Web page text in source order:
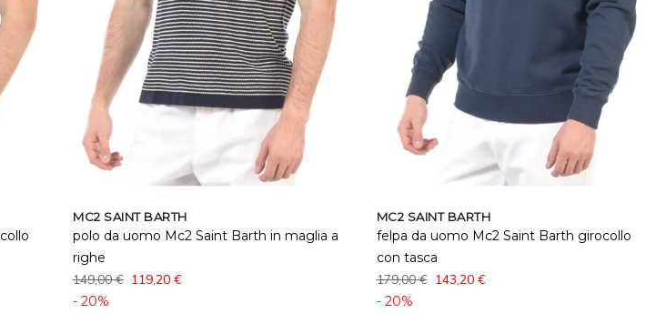
MC2 SAINT BARTH
polo da uomo Mc2 Saint Barth in maglia a
righe
149,00 € 119,20 €
- 20%
MC2 SAINT BARTH
felpa da uomo Mc2 Saint Barth girocollo
con tasca
179,00 € 143,20 €
- 20%